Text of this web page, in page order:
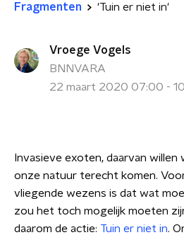
Fragmenten 'Tuin er niet in'
Vroege Vogels
BNNVARA
22 maart 2020 07:00 -
Invasieve exoten, daarvan
onze natuur terecht komen.
vliegende wezens is dat wat
zou het toch mogelijk moeten
daarom de actie: Tuin er niet in.